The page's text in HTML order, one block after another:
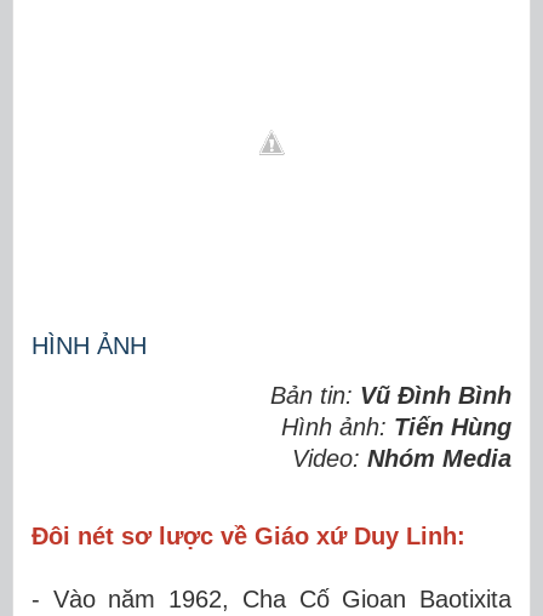
HÌNH ẢNH
Bản tin: Vũ Đình Bình
Hình ảnh: Tiến Hùng
Video: Nhóm Media
Đôi nét sơ lược về Giáo xứ Duy Linh:
- Vào năm 1962, Cha Cố Gioan Baotixita